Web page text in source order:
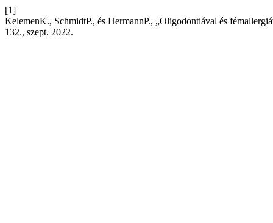
[1]
KelemenK., SchmidtP., és HermannP., „Oligodontiával és
132., szept. 2022.